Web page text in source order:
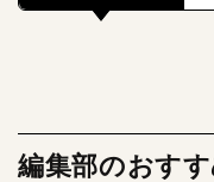
編集部のおす